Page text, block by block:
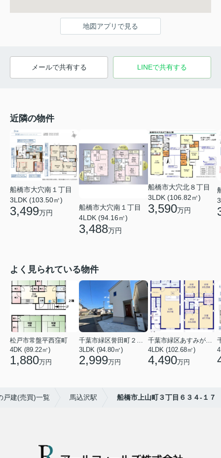
地図アプリで見る
メールで共有する LINEで共有する
近隣の物件
船橋市大穴南１丁目
3LDK (103.50㎡)
3,499万円
船橋市大穴南１丁目
4LDK (94.16㎡)
3,488万円
船橋市大穴北８丁目
3LDK (106.82㎡)
3,590万円
よく見られている物件
松戸市常盤平西窪町
4DK (89.22㎡)
1,880万円
3LDK (94.80㎡)
2,999万円
4LDK (102.68㎡)
4,490万円
戸建(売買)一覧 馬込沢駅 船橋市上山町３丁目６３４‐１７